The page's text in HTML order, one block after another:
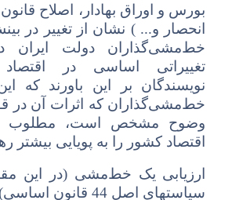
بورس و اوراق بهادار، اصلاح
انحصار و... ) نشان از تغییر در
خط‌مشی‌گذاران دولت ایران
تغییراتی اساسی در
نویسندگان بر این باورند که
خط‌مشی‌گذاران که اثرات آن در
وضوح مشخص است، مطلوب
اقتصاد کشور را به پویایی بیشتر
ارزیابی یک خط‌مشی (در این
سیاستهای اصل 44